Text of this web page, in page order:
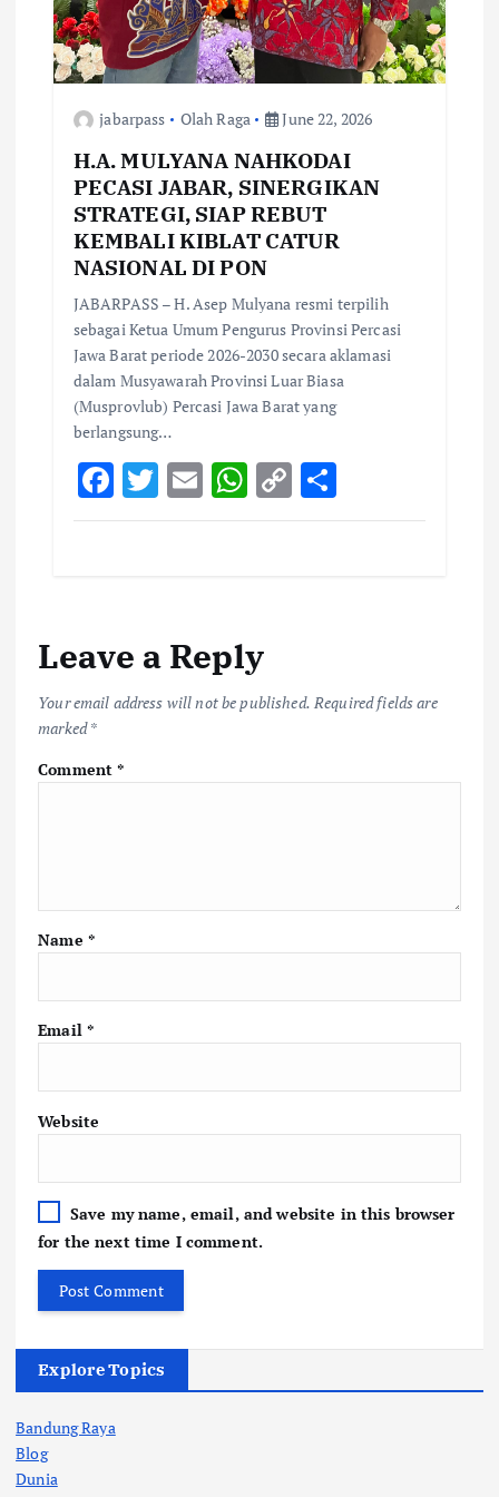
jabarpass Olah Raga June 22, 2026
H.A. MULYANA NAHKODAI
PECASI JABAR, SINERGIKAN
STRATEGI, SIAP REBUT
KEMBALI KIBLAT CATUR
NASIONAL DI PON
JABARPASS – H. Asep Mulyana resmi terpilih
sebagai Ketua Umum Pengurus Provinsi Percasi
Jawa Barat periode 2026-2030 secara aklamasi
dalam Musyawarah Provinsi Luar Biasa
(Musprovlub) Percasi Jawa Barat yang
berlangsung…
F
ac
o
k
T
w
E
m
W
h
p
p
C
o
k
S
h
Leave a Reply
Your email address will not be published. Required fields are
marked*
Comment*
Name *
Email *
Website
Save my name, email, and website in this browser
for the next time I comment.
Explore Topics
Bandung Raya
Blog
Dunia